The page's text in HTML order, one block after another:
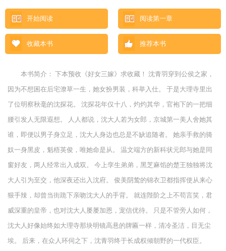
开始阅读 阅读第一章
收藏本书 推荐本书
本书简介： 下本预收《好女三嫁》求收藏！ 沈青羽穿到公侯之家，
因为不想困在后宅潦草一生，她女扮男装，科举入仕。 于是大理寺里出
了位明察秋毫的沈探花。 沈探花年仅十八，灼灼其华，官袍下的一把细
腰引发人无限遐想。 人人都说，沈大人若为女郎，京城第一美人舍她其
谁，即便以男子身立足，沈大人身边也总是不缺追随者。 她亲手救的骑
奴一身黑皮，魁梧英俊，唯她命是从。 温文端方的新科状元郎与她是同
窗好友，两人经常出入成双。 今上孪生弟弟，黑芝麻馅的楚王独独将沈
大人引为至交，他深夜还出入沈府。 俊美阴鸷的锦衣卫都指挥使从来心
狠手辣，却曾当街跪下亲吻沈大人的手背。 就连陛阶之上不苟言笑，君
威深重的皇帝，也对沈大人屡屡加恩，宠信优待。 只是不管旁人如何，
沈大人好像始终如大理寺那块明镜高悬的牌匾一样，清冷圣洁，目无尘
埃。 后来，在众人环伺之下，沈青羽终于长成权倾朝野的一代权臣。